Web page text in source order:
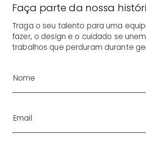
Faça parte da nossa
Traga o seu talento para uma
fazer, o design e o cuidado se
trabalhos que perduram durante
Nome
Email